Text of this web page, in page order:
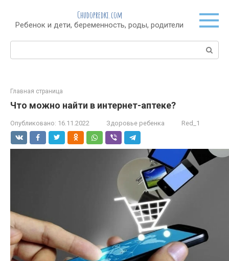
контенту
Chudopredki.com
Ребенок и дети, беременность, роды, родители
Поиск:
Главная страница
Что можно найти в интернет-аптеке?
Опубликовано: 16.11.2022 Здоровье ребенка Red_1